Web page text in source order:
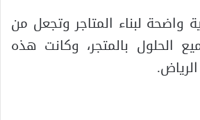
لبناء المتاجر وتجعل من
الحلول بالمتجر، وكانت هذه